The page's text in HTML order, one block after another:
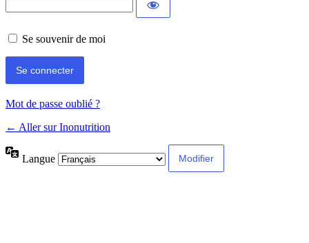
Se souvenir de moi
Mot de passe oublié ?
← Aller sur Inonutrition
Langue